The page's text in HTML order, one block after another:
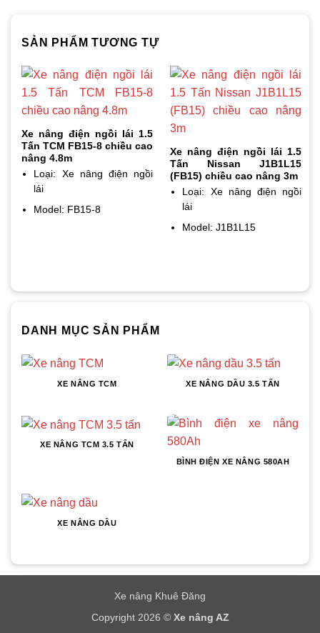
SẢN PHẨM TƯƠNG TỰ
Xe nâng điện ngồi lái 1.5
Tấn TCM FB15-8 chiều cao
nâng 4.8m
Loại: Xe nâng điện ngồi
lái
Model: FB15-8
Xe nâng điện ngồi lái 1.5
Tấn Nissan J1B1L15
(FB15) chiều cao nâng 3m
Loại: Xe nâng điện ngồi
lái
Model: J1B1L15
DANH MỤC SẢN PHẨM
XE NÂNG TCM XE NÂNG DẦU 3.5 TẤN
XE NÂNG TCM 3.5 TẤN
BÌNH ĐIỆN XE NÂNG 580AH
XE NÂNG DẦU
Xe nâng Khuê Đăng
Copyright 2026 © Xe nâng AZ